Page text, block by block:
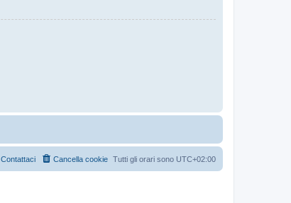
Tutti gli orari sono UTC+02:00
Cancella cookie
Contattaci